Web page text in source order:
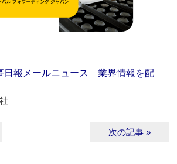
報メールニュース 業界情報を配
次の記事 »